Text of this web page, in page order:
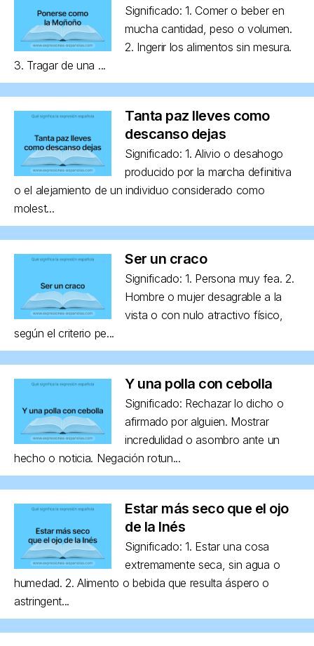
Significado: 1. Comer o beber en
mucha cantidad, peso o volumen.
2. Ingerir los alimentos sin mesura.
3. Tragar de una ...
Tanta paz lleves como
descanso dejas
Significado: 1. Alivio o desahogo
producido por la marcha definitiva
o el alejamiento de un individuo considerado como
molest...
Ser un craco
Significado: 1. Persona muy fea. 2.
Hombre o mujer desagrable a la
vista o con nulo atractivo físico,
según el criterio pe...
Y una polla con cebolla
Significado: Rechazar lo dicho o
afirmado por alguien. Mostrar
incredulidad o asombro ante un
hecho o noticia. Negación rotun...
Estar más seco que el ojo
de la Inés
Significado: 1. Estar una cosa
extremamente seca, sin agua o
humedad. 2. Alimento o bebida que resulta áspero o
astringent...